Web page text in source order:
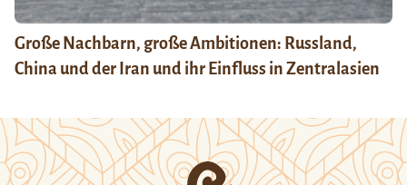
Große Nachbarn, große Ambitionen: Russland,
China und der Iran und ihr Einfluss in Zentralasien